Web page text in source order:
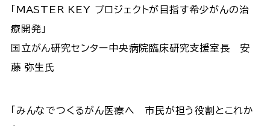
「MASTER KEY プロジェクトが目指す希少がんの治
療開発」
国立がん研究センター中央病院臨床研究支援室長 安
藤 弥生氏
「みんなでつくるがん医療へ 市民が担う役割とこれか